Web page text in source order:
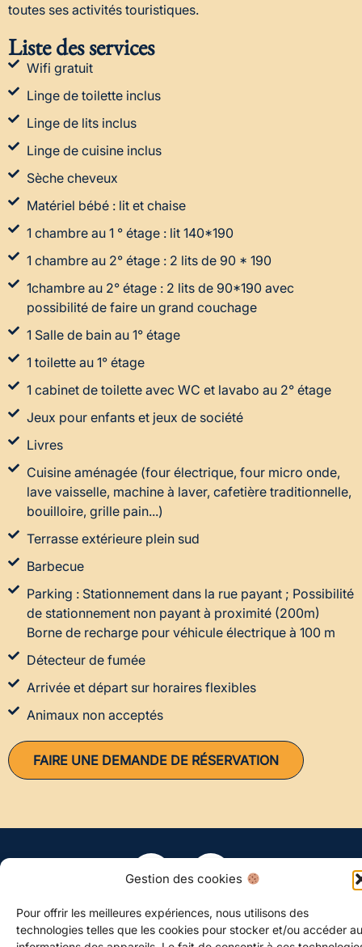
Gestion des cookies
Pour offrir les meilleures expériences, nous utilisons des
technologies telles que les cookies pour stocker et/ou accéder
toutes ses activités touristiques.
Liste des services
Wifi gratuit
Linge de toilette inclus
Linge de lits inclus
Linge de cuisine inclus
Sèche cheveux
Matériel bébé : lit et chaise
1 chambre au 1 ° étage : lit 140*190
1 chambre au 2° étage : 2 lits de 90 * 190
1chambre au 2° étage : 2 lits de 90*190 avec
possibilité de faire un grand couchage
1 Salle de bain au 1° étage
1 toilette au 1° étage
1 cabinet de toilette avec WC et lavabo au 2° étage
Jeux pour enfants et jeux de société
Livres
Cuisine aménagée (four électrique, four micro onde,
lave vaisselle, machine à laver, cafetière traditionnelle,
bouilloire, grille pain...)
Terrasse extérieure plein sud
Barbecue
Parking : Stationnement dans la rue payant ; Possibilité
de stationnement non payant à proximité (200m)
Borne de recharge pour véhicule électrique à 100 m
Détecteur de fumée
Arrivée et départ sur horaires flexibles
Animaux non acceptés
FAIRE UNE DEMANDE DE RÉSERVATION
Site créé avec par Atweb Creation